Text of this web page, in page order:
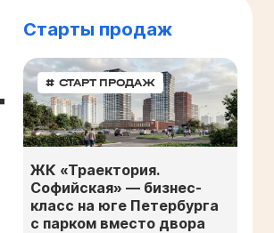
Старты продаж
# СТАРТ ПРОДАЖ
ЖК «Траектория.
Софийская» — бизнес-
класс на юге Петербурга
с парком вместо двора